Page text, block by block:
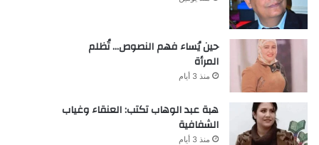
حين يُساء فهم النصوص… تُظلم
المرأة
منذ 3 أيام
هبة عبد الوهاب تكتب: العنقاء وغياب
الشفافية
منذ 3 أيام